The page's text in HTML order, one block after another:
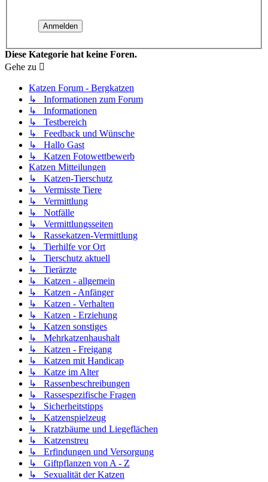
Diese Kategorie hat keine Foren.
Gehe zu
Katzen Forum - Bergkatzen
↳ Informationen zum Forum
↳ Informationen
↳ Testbereich
↳ Feedback und Wünsche
↳ Hallo Gast
↳ Katzen Fotowettbewerb
Katzen Mitteilungen
↳ Katzen-Tierschutz
↳ Vermisste Tiere
↳ Vermittlung
↳ Notfälle
↳ Vermittlungsseiten
↳ Rassekatzen-Vermittlung
↳ Tierhilfe vor Ort
↳ Tierschutz aktuell
↳ Tierärzte
↳ Katzen - allgemein
↳ Katzen - Anfänger
↳ Katzen - Verhalten
↳ Katzen - Erziehung
↳ Katzen sonstiges
↳ Mehrkatzenhaushalt
↳ Katzen - Freigang
↳ Katzen mit Handicap
↳ Katze im Alter
↳ Rassenbeschreibungen
↳ Rassespezifische Fragen
↳ Sicherheitstipps
↳ Katzenspielzeug
↳ Kratzbäume und Liegeflächen
↳ Katzenstreu
↳ Erfindungen und Versorgung
↳ Giftpflanzen von A - Z
↳ Sexualität der Katzen